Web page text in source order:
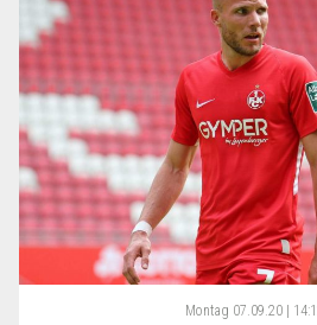
Montag 07.09.20 |